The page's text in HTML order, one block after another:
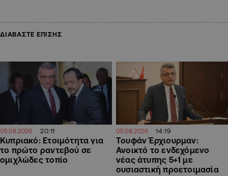
ΔΙΑΒΑΣΤΕ ΕΠΙΣΗΣ
05.08.2026 20:11
Κυπριακό: Ετοιμότητα για
το πρώτο ραντεβού σε
ομιχλώδες τοπίο
05.08.2026 14:19
Τουφάν Έρχιουρμαν:
Ανοικτό το ενδεχόμενο
νέας άτυπης 5+1 με
ουσιαστική προετοιμασία